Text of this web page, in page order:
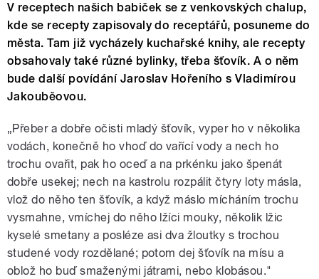
V receptech našich babiček se z venkovských chalup,
kde se recepty zapisovaly do receptářů, posuneme do
města. Tam již vycházely kuchařské knihy, ale recepty
obsahovaly také různé bylinky, třeba šťovík. A o něm
bude další povídání Jaroslav Hořeního s Vladimírou
Jakouběovou.
„Přeber a dobře očisti mladý šťovík, vyper ho v několika
vodách, konečně ho vhoď do vařící vody a nech ho
trochu ovařit, pak ho oceď a na prkénku jako špenát
dobře usekej; nech na kastrolu rozpálit čtyry loty másla,
vlož do něho ten šťovík, a když máslo mícháním trochu
vysmahne, vmíchej do něho lžíci mouky, několik lžic
kyselé smetany a posléze asi dva žloutky s trochou
studené vody rozdělané; potom dej šťovík na mísu a
oblož ho buď smaženými játrami, nebo klobásou."